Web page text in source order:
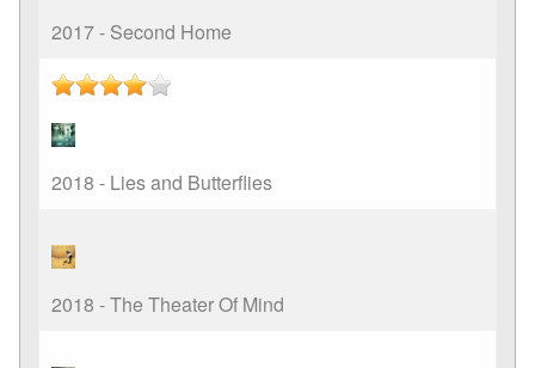
2017 - Second Home
2018 - Lies and Butterflies
2018 - The Theater Of Mind